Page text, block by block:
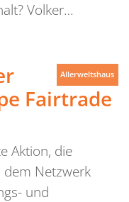
Volker…
Fairtrade
Aktion, die
Netzwerk
und
Allerweltshaus